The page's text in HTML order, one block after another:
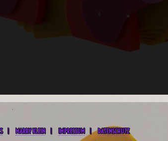
MARRY KLEIN IMPRESSUM DATENSCHUTZ